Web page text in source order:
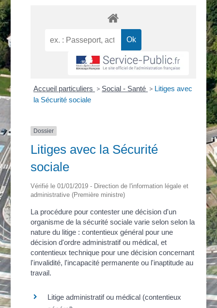
Accueil particuliers > Social - Santé > Litiges avec
la Sécurité sociale
Dossier
Litiges avec la Sécurité
sociale
Vérifié le 01/01/2019 - Direction de l'information légale et
administrative (Première ministre)
La procédure pour contester une décision d'un
organisme de la sécurité sociale varie selon selon la
nature du litige : contentieux général pour une
décision d'ordre administratif ou médical, et
contentieux technique pour une décision concernant
l'invalidité, l'incapacité permanente ou l'inaptitude au
travail.
Litige administratif ou médical (contentieux